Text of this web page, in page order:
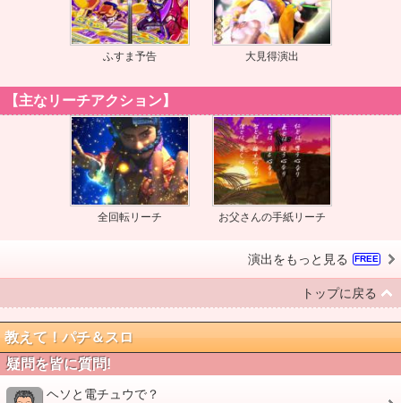
ふすま予告 大見得演出
【主なリーチアクション】
全回転リーチ お父さんの手紙リーチ
演出をもっと見る FREE
トップに戻る
教えて！パチ＆スロ
疑問を皆に質問!
ヘソと電チュウで？